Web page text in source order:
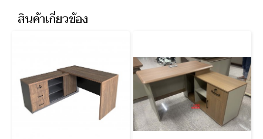
สินค้าเกี่ยวข้อง